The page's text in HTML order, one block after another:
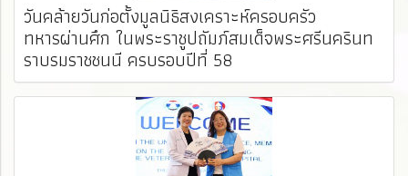
วันคล้ายวันก่อตั้งมูลนิธิสงเคราะห์ครอบครัว
ทหารผ่านศึก ในพระราชูปถัมภ์สมเด็จพระศรีนครินท
ราบรมราชชนนี ครบรอบปีที่ 58